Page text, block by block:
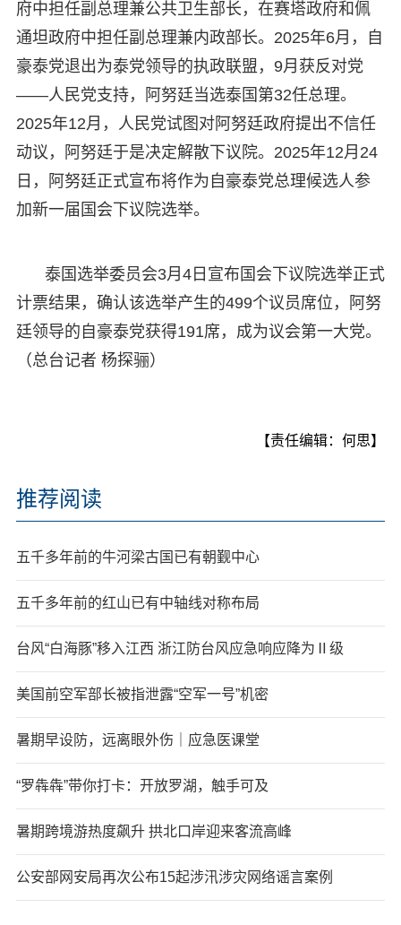
府中担任副总理兼公共卫生部长，在赛塔政府和佩
通坦政府中担任副总理兼内政部长。2025年6月，自
豪泰党退出为泰党领导的执政联盟，9月获反对党
——人民党支持，阿努廷当选泰国第32任总理。
2025年12月，人民党试图对阿努廷政府提出不信任
动议，阿努廷于是决定解散下议院。2025年12月24
日，阿努廷正式宣布将作为自豪泰党总理候选人参
加新一届国会下议院选举。
泰国选举委员会3月4日宣布国会下议院选举正式
计票结果，确认该选举产生的499个议员席位，阿努
廷领导的自豪泰党获得191席，成为议会第一大党。
（总台记者 杨探骊）
【责任编辑：何思】
推荐阅读
五千多年前的牛河梁古国已有朝觐中心
五千多年前的红山已有中轴线对称布局
台风“白海豚”移入江西 浙江防台风应急响应降为Ⅱ级
美国前空军部长被指泄露“空军一号”机密
暑期早设防，远离眼外伤｜应急医课堂
“罗犇犇”带你打卡：开放罗湖，触手可及
暑期跨境游热度飙升 拱北口岸迎来客流高峰
公安部网安局再次公布15起涉汛涉灾网络谣言案例